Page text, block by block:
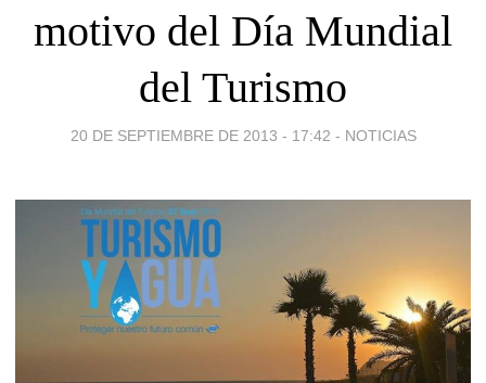
motivo del Día Mundial
del Turismo
20 DE SEPTIEMBRE DE 2013 - 17:42 - NOTICIAS